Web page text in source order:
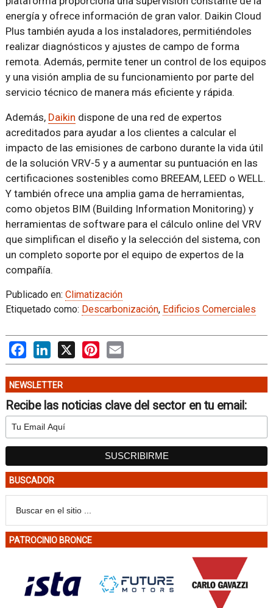
energía y ofrece información de gran valor. Daikin Cloud
Plus también ayuda a los instaladores, permitiéndoles
realizar diagnósticos y ajustes de campo de forma
remota. Además, permite tener un control de los equipos
y una visión amplia de su funcionamiento por parte del
servicio técnico de manera más eficiente y rápida.
Además, Daikin dispone de una red de expertos
acreditados para ayudar a los clientes a calcular el
impacto de las emisiones de carbono durante la vida útil
de la solución VRV-5 y a aumentar su puntuación en las
certificaciones sostenibles como BREEAM, LEED o WELL.
Y también ofrece una amplia gama de herramientas,
como objetos BIM (Building Information Monitoring) y
herramientas de software para el cálculo online del VRV
que simplifican el diseño y la selección del sistema, con
un completo soporte por el equipo de expertos de la
compañía.
Publicado en: Climatización
Etiquetado como: Descarbonización, Edificios Comerciales
FacebookLinkedIn
X PinterestEmail
NEWSLETTER
Recibe las noticias clave del sector en tu email:
BUSCADOR
PATROCINIO BRONCE